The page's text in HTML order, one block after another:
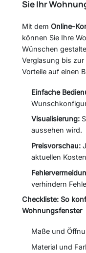
Sie Ihr
Mit dem Online-
können Sie Ihre
Wünschen
Verglasung bis
Vorteile auf einen
Einfache
Visualisierung:
aussehen wird.
Preisvorschau:
aktuellen
verhindern
Checkliste: So
Wohnungsfenster
Maße und
Material und